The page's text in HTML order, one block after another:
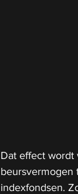
Dat effect wordt
beursvermogen
indexfondsen.